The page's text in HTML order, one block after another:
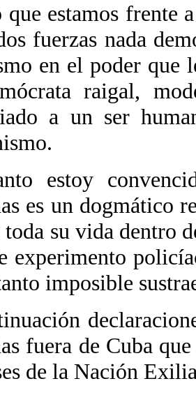
que estamos frente
fuerzas nada
en el poder que
raigal,
a un ser
estoy
es un dogmático
su vida dentro
experimento
imposible
fuera de Cuba
de la Nación